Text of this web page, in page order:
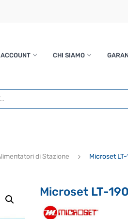
ACCOUNT CHI SIAMO
di Stazione Microset
Microset LT-